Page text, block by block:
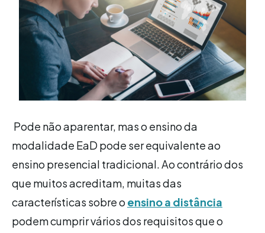
Pode não aparentar, mas o ensino da
modalidade EaD pode ser equivalente ao
ensino presencial tradicional. Ao contrário dos
que muitos acreditam, muitas das
características sobre o ensino a distância
podem cumprir vários dos requisitos que o